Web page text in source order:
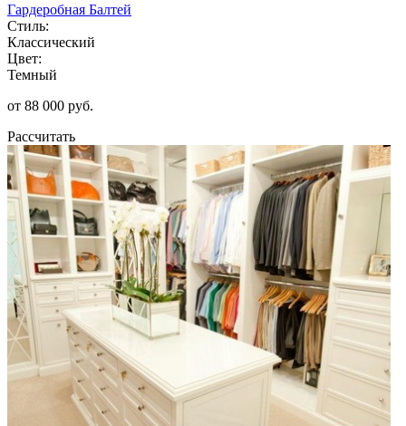
Гардеробная Балтей
Стиль:
Классический
Цвет:
Темный
от 88 000 руб.
Рассчитать